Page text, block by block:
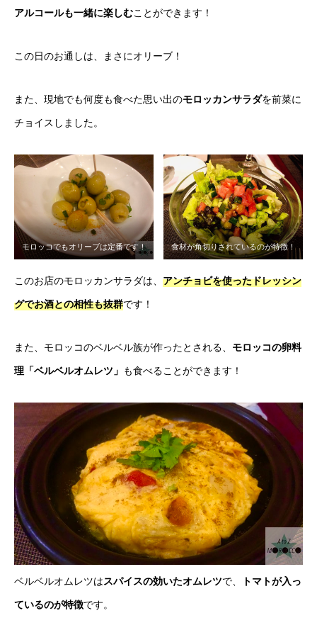
アルコールも一緒に楽しむことができます！
この日のお通しは、まさにオリーブ！
また、現地でも何度も食べた思い出のモロッカンサラダを前菜に
チョイスしました。
モロッコでもオリーブは定番です！ 食材が角切りされているのが特徴！
このお店のモロッカンサラダは、 アンチョビを使ったドレッシン
グでお酒との相性も抜群です！
また、モロッコのベルベル族が作ったとされる、 モロッコの卵料
理「ベルベルオムレツ」 も食べることができます！
ベルベルオムレツはスパイスの効いたオムレツで、 トマトが入っ
ているのが特徴です。